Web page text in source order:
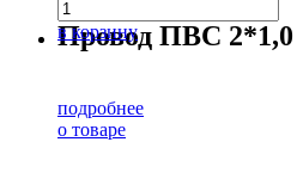
в корзину
Провод ПВС 2*1,0
подробнее
о товаре